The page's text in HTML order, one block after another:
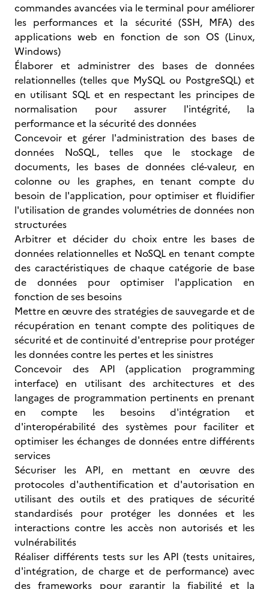
commandes avancées via le terminal pour améliorer
les performances et la sécurité (SSH, MFA) des
applications web en fonction de son OS (Linux,
Windows)
Élaborer et administrer des bases de données
relationnelles (telles que MySQL ou PostgreSQL) et
en utilisant SQL et en respectant les principes de
normalisation pour assurer l'intégrité, la
performance et la sécurité des données
Concevoir et gérer l'administration des bases de
données NoSQL, telles que le stockage de
documents, les bases de données clé-valeur, en
colonne ou les graphes, en tenant compte du
besoin de l'application, pour optimiser et fluidifier
l'utilisation de grandes volumétries de données non
structurées
Arbitrer et décider du choix entre les bases de
données relationnelles et NoSQL en tenant compte
des caractéristiques de chaque catégorie de base
de données pour optimiser l'application en
fonction de ses besoins
Mettre en œuvre des stratégies de sauvegarde et de
récupération en tenant compte des politiques de
sécurité et de continuité d'entreprise pour protéger
les données contre les pertes et les sinistres
Concevoir des API (application programming
interface) en utilisant des architectures et des
langages de programmation pertinents en prenant
en compte les besoins d'intégration et
d'interopérabilité des systèmes pour faciliter et
optimiser les échanges de données entre différents
services
Sécuriser les API, en mettant en œuvre des
protocoles d'authentification et d'autorisation en
utilisant des outils et des pratiques de sécurité
standardisés pour protéger les données et les
interactions contre les accès non autorisés et les
vulnérabilités
Réaliser différents tests sur les API (tests unitaires,
d'intégration, de charge et de performance) avec
des frameworks pour garantir la fiabilité et la